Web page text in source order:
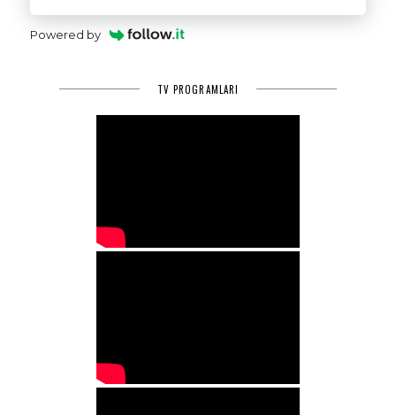
Powered by
TV PROGRAMLARI